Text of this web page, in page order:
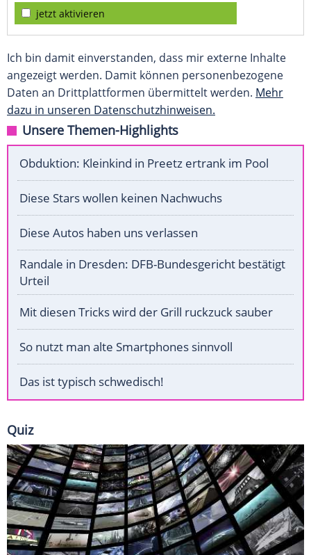
jetzt aktivieren
Ich bin damit einverstanden, dass mir externe Inhalte
angezeigt werden. Damit können personenbezogene
Daten an Drittplattformen übermittelt werden. Mehr
dazu in unseren Datenschutzhinweisen.
Unsere Themen-Highlights
Obduktion: Kleinkind in Preetz ertrank im Pool
Diese Stars wollen keinen Nachwuchs
Diese Autos haben uns verlassen
Randale in Dresden: DFB-Bundesgericht bestätigt
Urteil
Mit diesen Tricks wird der Grill ruckzuck sauber
So nutzt man alte Smartphones sinnvoll
Das ist typisch schwedisch!
Quiz